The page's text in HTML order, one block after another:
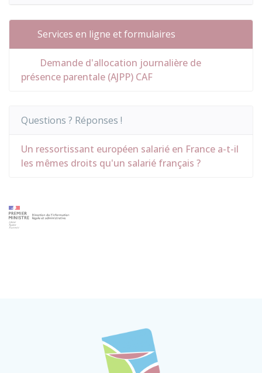
Services en ligne et formulaires
Demande d'allocation journalière de
présence parentale (AJPP) CAF
Questions ? Réponses !
Un ressortissant européen salarié en France a-t-il
les mêmes droits qu'un salarié français ?